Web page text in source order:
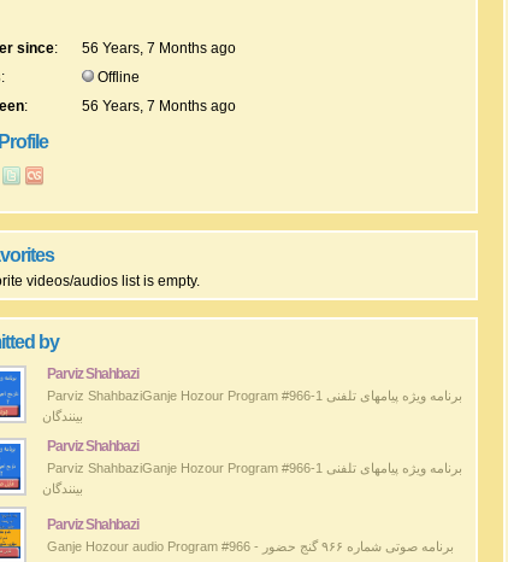
since:
56 Years, 7 Months ago
:
Offline
: 56 Years, 7 Months ago
videos/audios list is empty.
by
Parviz Shahbazi
Parviz ShahbaziGanje Hozour Program #966-1 برنامه ویژه پیامهای تلفنی
بینندگان
Parviz Shahbazi
Parviz ShahbaziGanje Hozour Program #966-1 برنامه ویژه پیامهای تلفنی
بینندگان
Parviz Shahbazi
Ganje Hozour audio Program #966 - برنامه صوتی شماره ۹۶۶ گنج حضور